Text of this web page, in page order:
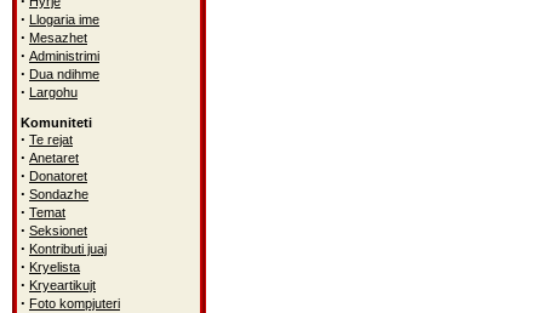
· Llogaria ime
· Mesazhet
· Administrimi
· Dua ndihme
· Largohu
Komuniteti
· Te rejat
· Anetaret
· Donatoret
· Sondazhe
· Temat
· Seksionet
· Kontributi juaj
· Kryelista
· Kryeartikujt
· Foto kompjuteri